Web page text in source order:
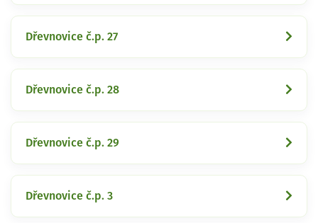
Dřevnovice č.p. 27
Dřevnovice č.p. 28
Dřevnovice č.p. 29
Dřevnovice č.p. 3